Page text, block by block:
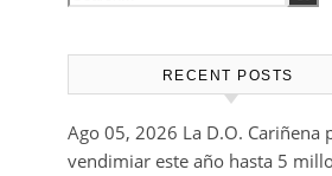
RECENT POSTS
Ago 05, 2026 La D.O. Cariñena
vendimiar este año hasta 5